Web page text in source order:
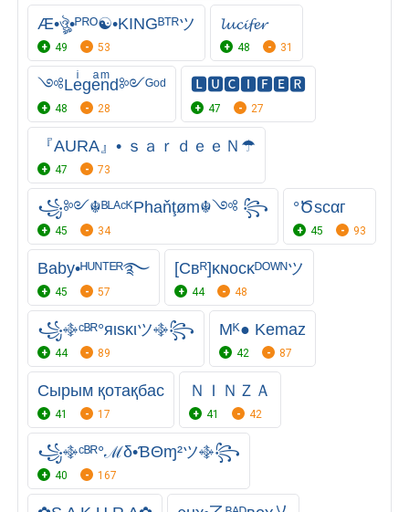
Æ•ঔৣ•ᴾᴿᴼ☯•KINGᴮᵀᴿツ
49 53
𝓵𝓾𝓬𝓲𝓯𝓮𝓻
48 31
༺Leͥgeͣnͫd༻ᴳᵒᵈ
48 28
🅻🆄🅲🅸🅵🅴🆁
47 27
『AURA』• ｓａｒｄｅｅＮ☂
47 73
꧁༻☬ᴮᴸᴬᶜᴷPhaňţøm☬༺ ꧂
45 34
°Ծscαг
45 93
Baby•ᴴᵁᴺᵀᴱᴿ࿐
45 57
[Cʙᴿ]ᴋɴᴏᴄᴋᴰᴼᵂᴺツ
44 48
꧁࿇ᶜᴮᴿ°яιsκιツ࿇꧂
44 89
Mᴷ● Kemaz
42 87
Сырым қотақбас
41 17
ＮＩＮＺＡ
41 42
꧁࿇ᶜᴮᴿ°ℳδ•ƁΘɱ²ツ࿇꧂
40 167